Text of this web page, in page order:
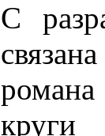
С